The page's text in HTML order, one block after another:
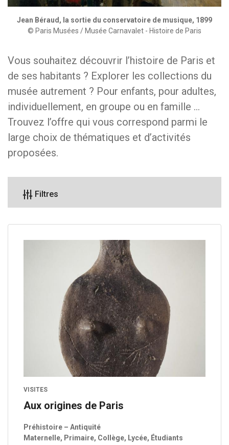
Jean Béraud, la sortie du conservatoire de musique, 1899
© Paris Musées / Musée Carnavalet - Histoire de Paris
Vous souhaitez découvrir l’histoire de Paris et
de ses habitants ? Explorer les collections du
musée autrement ? Pour enfants, pour adultes,
individuellement, en groupe ou en famille …
Trouvez l’offre qui vous correspond parmi le
large choix de thématiques et d’activités
proposées.
Filtres
VISITES
Aux origines de Paris
Préhistoire – Antiquité
Maternelle, Primaire, Collège, Lycée, Étudiants